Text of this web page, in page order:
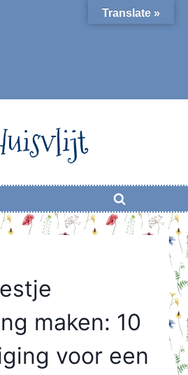
maken: 10
voor een
Translate »